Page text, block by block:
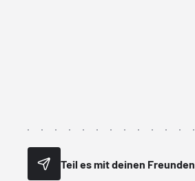
Teil es mit deinen Freunden